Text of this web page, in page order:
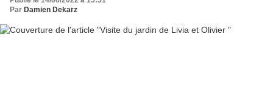
Par Damien Dekarz